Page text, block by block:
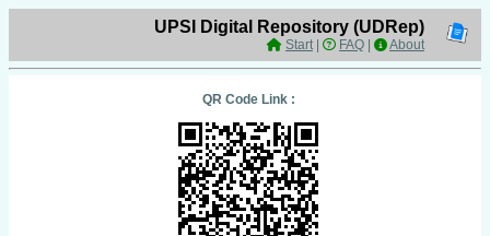
UPSI Digital Repository (UDRep)
Start| FAQ About
QR Code Link :